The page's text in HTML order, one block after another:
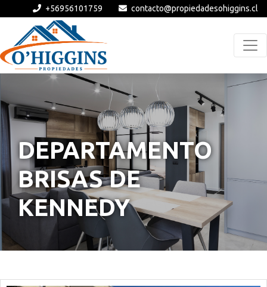
+56956101759 contacto@propiedadesohiggins.cl
DEPARTAMENTO
BRISAS DE
KENNEDY